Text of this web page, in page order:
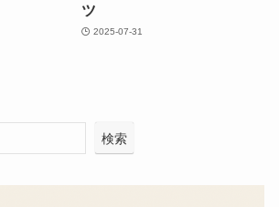
ツ
2025-07-31
検索